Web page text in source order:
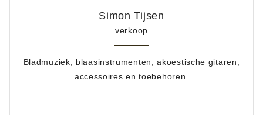
Simon Tijsen
verkoop
Bladmuziek, blaasinstrumenten, akoestische gitaren,
accessoires en toebehoren.